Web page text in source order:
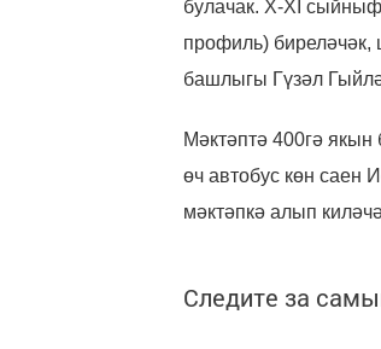
булачак. X-XI
профиль) биреләчәк,
башлыгы Гүзәл
Мәктәптә 400гә
өч автобус көн саен
мәктәпкә алып
Следите за